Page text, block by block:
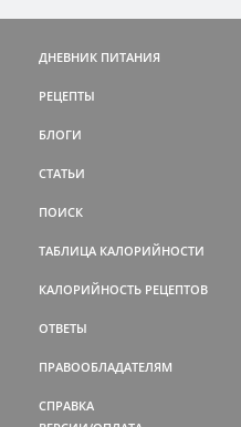
ДНЕВНИК ПИТАНИЯ
РЕЦЕПТЫ
БЛОГИ
СТАТЬИ
ПОИСК
ТАБЛИЦА КАЛОРИЙНОСТИ
КАЛОРИЙНОСТЬ РЕЦЕПТОВ
ОТВЕТЫ
ПРАВООБЛАДАТЕЛЯМ
СПРАВКА